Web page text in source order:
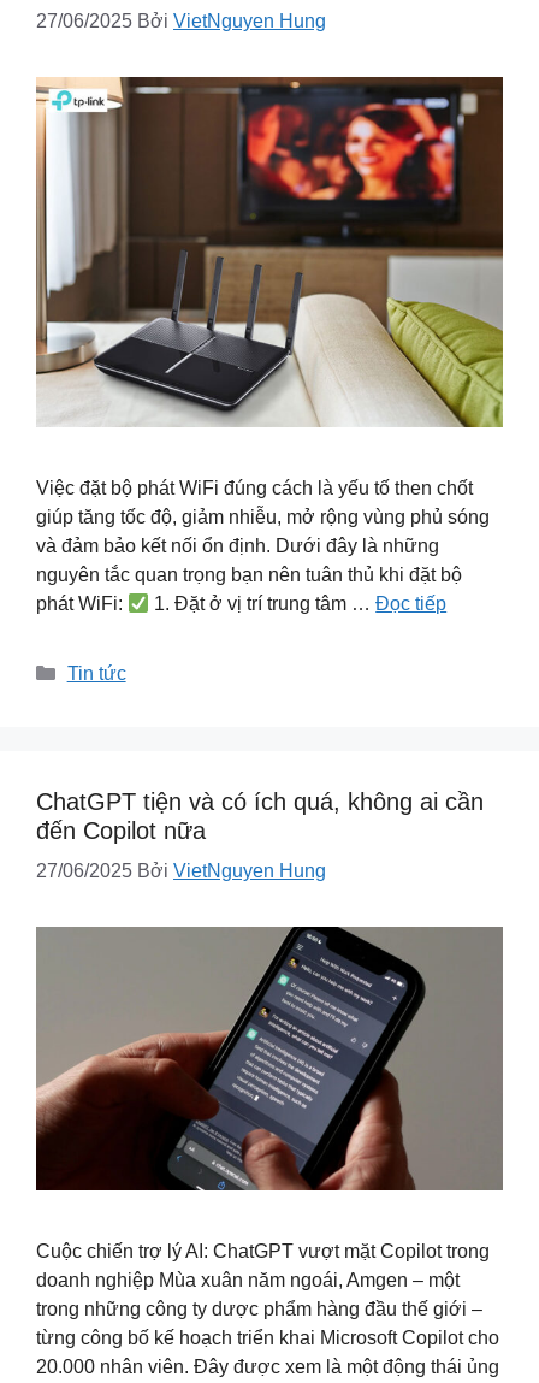
27/06/2025 Bởi VietNguyen Hung
Việc đặt bộ phát WiFi đúng cách là yếu tố then chốt
giúp tăng tốc độ, giảm nhiễu, mở rộng vùng phủ sóng
và đảm bảo kết nối ổn định. Dưới đây là những
nguyên tắc quan trọng bạn nên tuân thủ khi đặt bộ
phát WiFi:
1. Đặt ở vị trí trung tâm …Đọc tiếp
Danh
Tin tức
ChatGPT tiện và có ích quá, không ai cần
đến Copilot nữa
27/06/2025 Bởi VietNguyen Hung
Cuộc chiến trợ lý AI: ChatGPT vượt mặt Copilot trong
doanh nghiệp Mùa xuân năm ngoái, Amgen – một
trong những công ty dược phẩm hàng đầu thế giới –
từng công bố kế hoạch triển khai Microsoft Copilot cho
20.000 nhân viên. Đây được xem là một động thái ủng